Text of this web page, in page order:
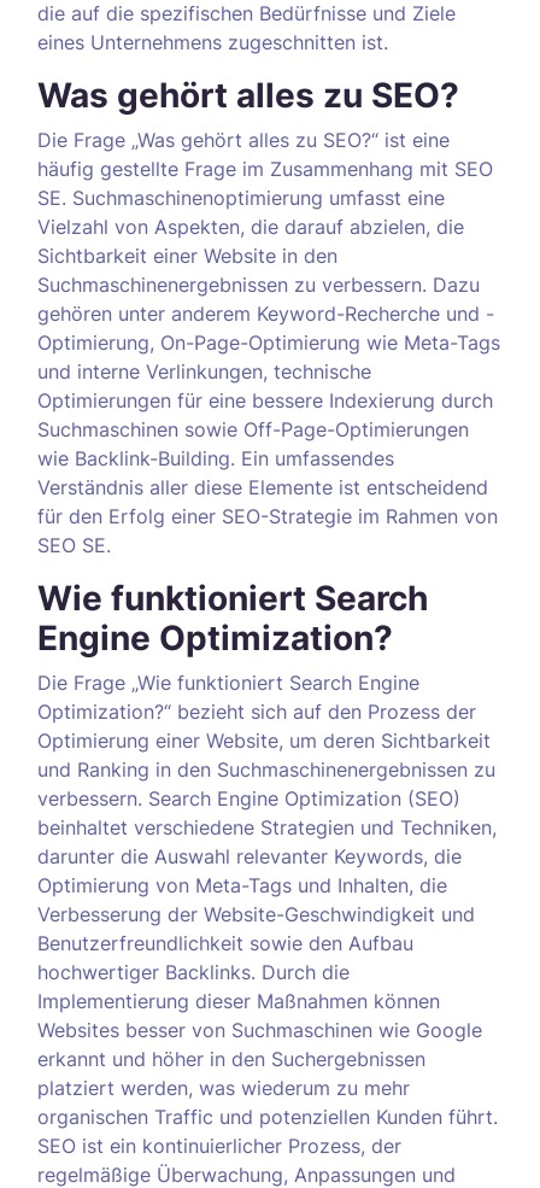
die auf die spezifischen Bedürfnisse und Ziele
eines Unternehmens zugeschnitten ist.
Was gehört alles zu SEO?
Die Frage „Was gehört alles zu SEO?“ ist eine
häufig gestellte Frage im Zusammenhang mit SEO
SE. Suchmaschinenoptimierung umfasst eine
Vielzahl von Aspekten, die darauf abzielen, die
Sichtbarkeit einer Website in den
Suchmaschinenergebnissen zu verbessern. Dazu
gehören unter anderem Keyword-Recherche und -
Optimierung, On-Page-Optimierung wie Meta-Tags
und interne Verlinkungen, technische
Optimierungen für eine bessere Indexierung durch
Suchmaschinen sowie Off-Page-Optimierungen
wie Backlink-Building. Ein umfassendes
Verständnis aller diese Elemente ist entscheidend
für den Erfolg einer SEO-Strategie im Rahmen von
SEO SE.
Wie funktioniert Search
Engine Optimization?
Die Frage „Wie funktioniert Search Engine
Optimization?“ bezieht sich auf den Prozess der
Optimierung einer Website, um deren Sichtbarkeit
und Ranking in den Suchmaschinenergebnissen zu
verbessern. Search Engine Optimization (SEO)
beinhaltet verschiedene Strategien und Techniken,
darunter die Auswahl relevanter Keywords, die
Optimierung von Meta-Tags und Inhalten, die
Verbesserung der Website-Geschwindigkeit und
Benutzerfreundlichkeit sowie den Aufbau
hochwertiger Backlinks. Durch die
Implementierung dieser Maßnahmen können
Websites besser von Suchmaschinen wie Google
erkannt und höher in den Suchergebnissen
platziert werden, was wiederum zu mehr
organischen Traffic und potenziellen Kunden führt.
SEO ist ein kontinuierlicher Prozess, der
regelmäßige Überwachung, Anpassungen und